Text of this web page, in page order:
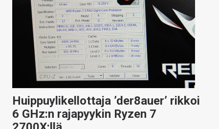
Huippuylikellottaja ’der8auer’ rikkoi
6 GHz:n rajapyykin Ryzen 7